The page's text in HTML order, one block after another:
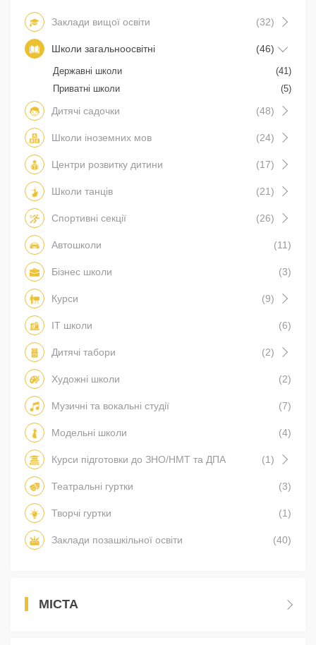
Заклади вищої освіти (32)
Школи загальноосвітні (46)
Державні школи
(41)
Приватні школи
(5)
Дитячі садочки (48)
Школи іноземних мов (24)
Центри розвитку дитини (17)
Школи танців (21)
Спортивні секції (26)
Автошколи (11)
Бізнес школи (3)
Курси (9)
IT школи (6)
Дитячі табори (2)
Художні школи (2)
Музичні та вокальні студії (7)
Модельні школи (4)
Курси підготовки до ЗНО/НМТ та ДПА (1)
Театральні гуртки (3)
Творчі гуртки (1)
Заклади позашкільної освіти (40)
МІСТА